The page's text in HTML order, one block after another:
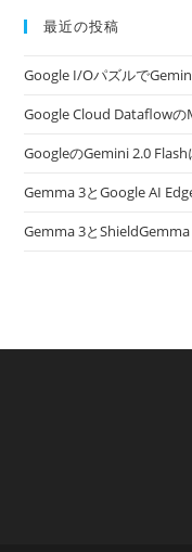
最近の投稿
Google I/Oパズルで
Google Cloud Dataflow
GoogleのGemini 2.0
Gemma 3とGoogle AI
Gemma 3と